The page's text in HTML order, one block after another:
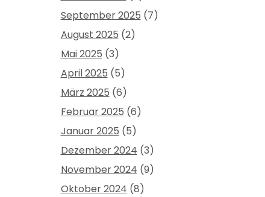
September 2025 (7)
August 2025 (2)
Mai 2025 (3)
April 2025 (5)
März 2025 (6)
Februar 2025 (6)
Januar 2025 (5)
Dezember 2024 (3)
November 2024 (9)
Oktober 2024 (8)